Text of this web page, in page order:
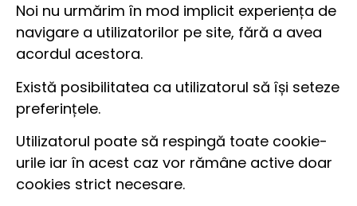
Noi nu urmărim în mod implicit experiența de
navigare a utilizatorilor pe site, fără a avea
acordul acestora.
Există posibilitatea ca utilizatorul să își seteze
preferințele.
Utilizatorul poate să respingă toate cookie-
urile iar în acest caz vor rămâne active doar
cookies strict necesare.